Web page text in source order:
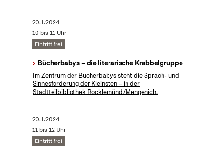
20.1.2024
10 bis 11 Uhr
Eintritt frei
Bücherbabys – die literarische Krabbelgruppe
Im Zentrum der Bücherbabys steht die Sprach- und
Sinnesförderung der Kleinsten – in der
Stadtteilbibliothek Bocklemünd/Mengenich.
20.1.2024
11 bis 12 Uhr
Eintritt frei